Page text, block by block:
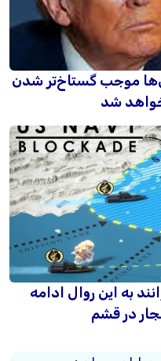
موجب گستاخ‌تر شدن
شد
به این روال ادامه
در قشم